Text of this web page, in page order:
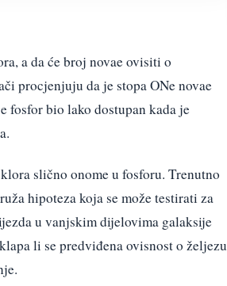
a da će broj novae ovisiti o
procjenjuju da je stopa ONe novae
fosfor bio lako dostupan kada je
slično onome u fosforu. Trenutno
hipoteza koja se može testirati za
u vanjskim dijelovima galaksije
li se predviđena ovisnost o željezu